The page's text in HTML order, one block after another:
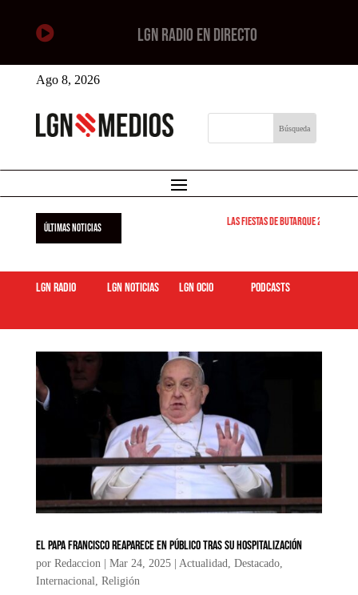
 LGN RADIO EN DIRECTO
Ago 8, 2026
ÚLTIMAS NOTICIAS Las Fiestas de Butarque 2026
LGN Radio LGN Noticias LGN ocio podcasts
El papa Francisco reaparece en público tras su hospitalización
por Redaccion| Mar 24, 2025| Actualidad, Destacado,
Internacional, Religión